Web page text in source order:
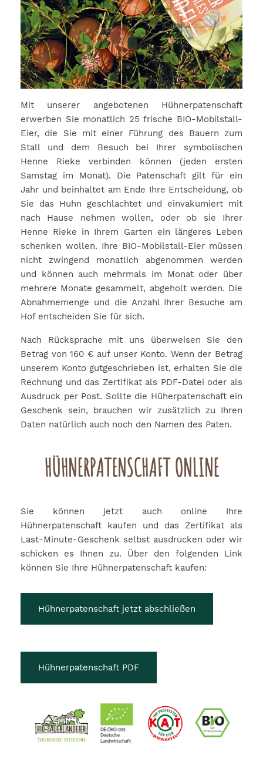
Mit unserer angebotenen Hühnerpatenschaft
erwerben Sie monatlich 25 frische BIO-Mobilstall-
Eier, die Sie mit einer Führung des Bauern zum
Stall und dem Besuch bei Ihrer symbolischen
Henne Rieke verbinden können (jeden ersten
Samstag im Monat). Die Patenschaft gilt für ein
Jahr und beinhaltet am Ende Ihre Entscheidung, ob
Sie das Huhn geschlachtet und einvakumiert mit
nach Hause nehmen wollen, oder ob sie Ihrer
Henne Rieke in Ihrem Garten ein längeres Leben
schenken wollen. Ihre BIO-Mobilstall-Eier müssen
nicht zwingend monatlich abgenommen werden
und können auch mehrmals im Monat oder über
mehrere Monate gesammelt, abgeholt werden. Die
Abnahmemenge und die Anzahl Ihrer Besuche am
Hof entscheiden Sie für sich.
Nach Rücksprache mit uns überweisen Sie den
Betrag von 160 € auf unser Konto. Wenn der Betrag
unserem Konto gutgeschrieben ist, erhalten Sie die
Rechnung und das Zertifikat als PDF-Datei oder als
Ausdruck per Post. Sollte die Hüherpatenschaft ein
Geschenk sein, brauchen wir zusätzlich zu Ihren
Daten natürlich auch noch den Namen des Paten.
HÜHNERPATENSCHAFT ONLINE
Sie können jetzt auch online Ihre
Hühnerpatenschaft kaufen und das Zertifikat als
Last-Minute-Geschenk selbst ausdrucken oder wir
schicken es Ihnen zu. Über den folgenden Link
können Sie Ihre Hühnerpatenschaft kaufen:
Hühnerpatenschaft jetzt abschließen
Hühnerpatenschaft PDF